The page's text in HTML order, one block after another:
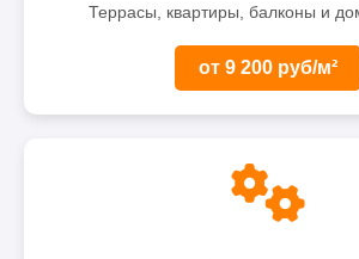
Террасы, квартиры, балконы и
от 9 200 руб/м²